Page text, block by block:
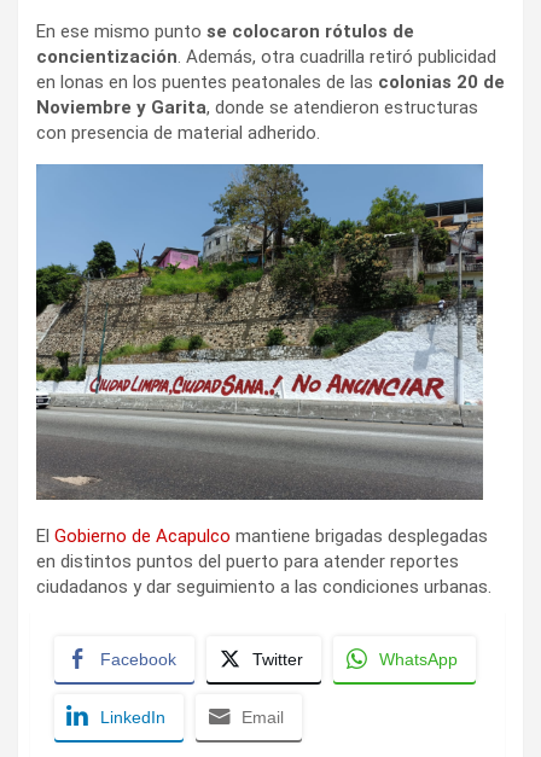
En ese mismo punto se colocaron rótulos de
concientización. Además, otra cuadrilla retiró publicidad
en lonas en los puentes peatonales de las colonias 20 de
Noviembre y Garita, donde se atendieron estructuras
con presencia de material adherido.
El Gobierno de Acapulco mantiene brigadas desplegadas
en distintos puntos del puerto para atender reportes
ciudadanos y dar seguimiento a las condiciones urbanas.
Facebook Twitter WhatsApp
LinkedIn Email